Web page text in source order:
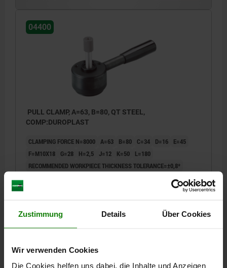
Zustimmung Details Über Cookies
Wir verwenden Cookies
Die Cookies helfen uns dabei, die Inhalte und Anzeigen
04400
PULL CLAMP, A=63, B=80, QT STEEL,
COMP:DUROPLAST
CLAMPING FORCE N=8000 A=63 B=80 C=34 D=16
E=45
F=M10X18
G=28 H=2,5 J=12 K=50
L=180
RECOMMENDED WORKPIECE THICKNESS TOLERANCE=±0,8*
€455.00